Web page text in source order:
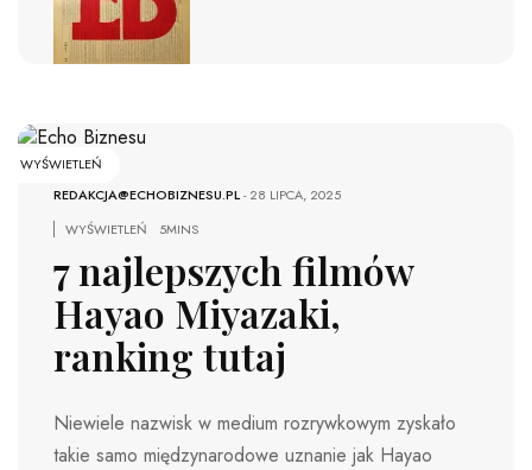
WYŚWIETLEŃ
REDAKCJA@ECHOBIZNESU.PL-28 LIPCA, 2025
WYŚWIETLEŃ
5MINS
7 najlepszych filmów
Hayao Miyazaki,
ranking tutaj
Niewiele nazwisk w medium rozrywkowym zyskało
takie samo międzynarodowe uznanie jak Hayao